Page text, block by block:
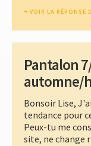
VOIR LA RÉPONSE
Pantalon
automne/
Bonsoir Lise,
tendance pour
Peux-tu me
site, ne change